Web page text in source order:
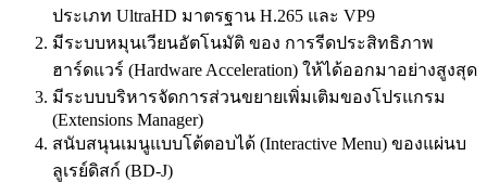
ประเภท UltraHD มาตรฐาน H.265 และ VP9
มีระบบหมุนเวียนอัตโนมัติ ของ การรีดประสิทธิภาพ
ฮาร์ดแวร์ (Hardware Acceleration) ให้ได้ออกมาอย่างสูงสุด
มีระบบบริหารจัดการส่วนขยายเพิ่มเติมของโปรแกรม
(Extensions Manager)
สนับสนุนเมนูแบบโต้ตอบได้ (Interactive Menu) ของแผ่นบ
ลูเรย์ดิสก์ (BD-J)